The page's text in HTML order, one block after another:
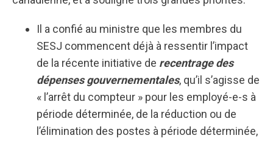
Il a confié au ministre que les membres du
SESJ commencent déjà à ressentir l’impact
de la récente initiative de recentrage des
dépenses gouvernementales, qu’il s’agisse de
« l’arrêt du compteur » pour les employé-e-s à
période déterminée, de la réduction ou de
l’élimination des postes à période déterminée,